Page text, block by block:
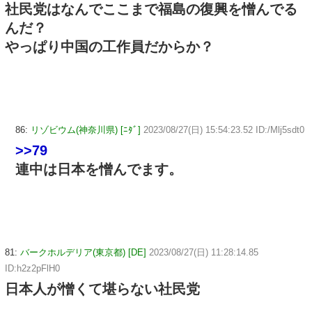
社民党はなんでここまで福島の復興を憎んでる
んだ？
やっぱり中国の工作員だからか？
86: リゾビウム(神奈川県) [ﾆﾀﾞ] 2023/08/27(日) 15:54:23.52 ID:/Mlj5sdt0
>>79
連中は日本を憎んでます。
81: バークホルデリア(東京都) [DE] 2023/08/27(日) 11:28:14.85
ID:h2z2pFlH0
日本人が憎くて堪らない社民党